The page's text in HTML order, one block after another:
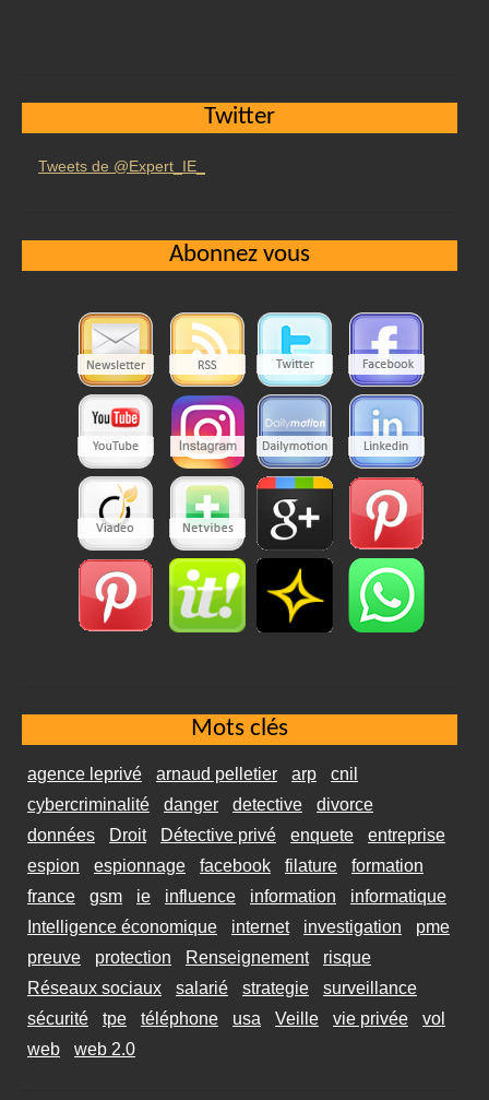
Twitter
Tweets de @Expert_IE_
Abonnez vous
Mots clés
agence leprivé arnaud pelletier arp
cnil
cybercriminalité
danger detective
divorce
données
Droit Détective privé enquete
entreprise
espion
espionnage facebook filature
formation
france
gsm ie influence information
informatique
Intelligence économique
internet investigation
pme
preuve
protection Renseignement
risque
Réseaux sociaux
salarié strategie
surveillance
sécurité
tpe téléphone usa Veille vie privée
vol
web
web 2.0